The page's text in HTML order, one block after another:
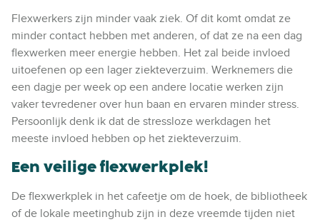
Flexwerkers zijn minder vaak ziek. Of dit komt omdat ze
minder contact hebben met anderen, of dat ze na een dag
flexwerken meer energie hebben. Het zal beide invloed
uitoefenen op een lager ziekteverzuim. Werknemers die
een dagje per week op een andere locatie werken zijn
vaker tevredener over hun baan en ervaren minder stress.
Persoonlijk denk ik dat de stressloze werkdagen het
meeste invloed hebben op het ziekteverzuim.
Een veilige flexwerkplek!
De flexwerkplek in het cafeetje om de hoek, de bibliotheek
of de lokale meetinghub zijn in deze vreemde tijden niet